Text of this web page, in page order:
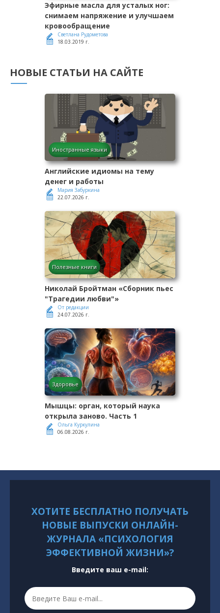
Эфирные масла для усталых ног:
снимаем напряжение и улучшаем
кровообращение
Светлана Рудометова
18.03.2019 г.
НОВЫЕ СТАТЬИ НА САЙТЕ
Иностранные языки
Английские идиомы на тему
денег и работы
Мария Забуркина
22.07.2026 г.
Полезные книги
Николай Бройтман «Сборник пьес
"Трагедии любви"»
От редакции
24.07.2026 г.
Здоровье
Мышцы: орган, который наука
открыла заново. Часть 1
Ольга Куркулина
06.08.2026 г.
ХОТИТЕ БЕСПЛАТНО ПОЛУЧАТЬ
НОВЫЕ ВЫПУСКИ ОНЛАЙН-
ЖУРНАЛА «ПСИХОЛОГИЯ
ЭФФЕКТИВНОЙ ЖИЗНИ»?
Введите ваш e-mail: